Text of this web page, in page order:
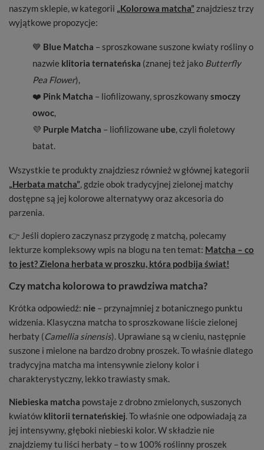
naszym sklepie, w kategorii „Kolorowa matcha”znajdziesz trzy
wyjątkowe propozycje:
💙 Blue Matcha – sproszkowane suszone kwiaty rośliny o
nazwie klitoria ternateńska (znanej też jako Butterfly
Pea Flower),
❤️ Pink Matcha – liofilizowany, sproszkowanysmoczy
owoc,
💜 Purple Matcha – liofilizowane ube, czyli fioletowy
batat.
Wszystkie te produkty znajdziesz również w głównej kategorii
„Herbata matcha”, gdzie obok tradycyjnej zielonej matchy
dostępne są jej kolorowe alternatywy oraz akcesoria do
parzenia.
👉 Jeśli dopiero zaczynasz przygodę z matchą, polecamy
lekturze kompleksowy wpis na blogu na ten temat: Matcha – co
to jest? Zielona herbata w proszku, która podbija świat!
Czy matcha kolorowa to prawdziwa matcha?
Krótka odpowiedź: nie – przynajmniej z botanicznego punktu
widzenia. Klasyczna matcha to sproszkowane liście zielonej
herbaty (Camellia sinensis). Uprawiane są w cieniu, następnie
suszone i mielone na bardzo drobny proszek. To właśnie dlatego
tradycyjna matcha ma intensywnie zielony kolor i
charakterystyczny, lekko trawiasty smak.
Niebieska matcha powstaje z drobno zmielonych, suszonych
kwiatówklitorii ternateńskiej. To właśnie one odpowiadają za
jej intensywny, głęboki niebieski kolor. W składzie nie
znajdziemy tu liści herbaty – to w 100% roślinny proszek